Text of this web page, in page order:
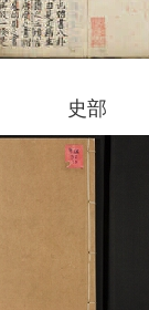
史部